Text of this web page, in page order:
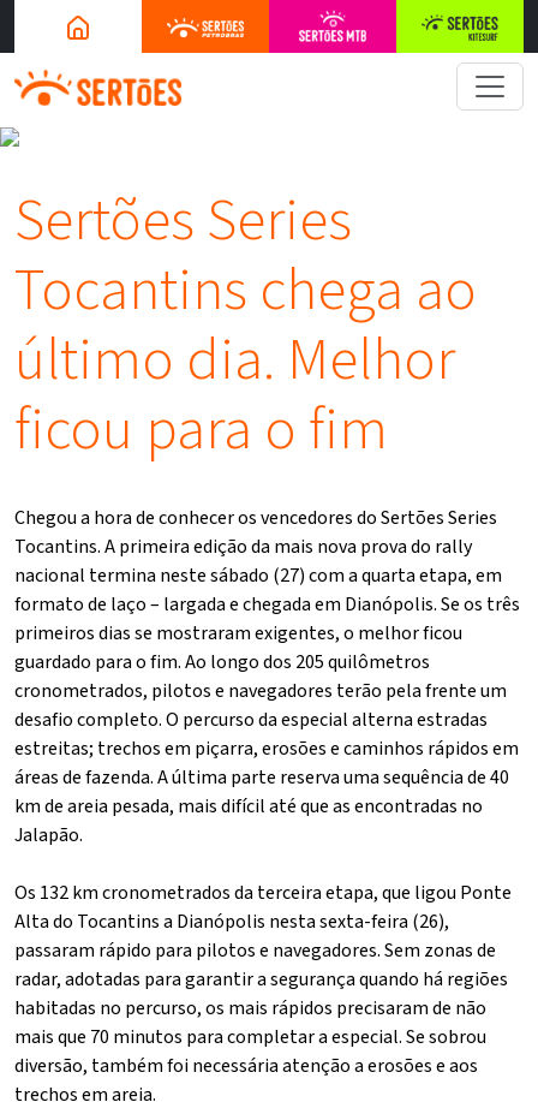
Sertões Series
Tocantins chega ao
último dia. Melhor
ficou para o fim
Chegou a hora de conhecer os vencedores do Sertões Series
Tocantins. A primeira edição da mais nova prova do rally
nacional termina neste sábado (27) com a quarta etapa, em
formato de laço – largada e chegada em Dianópolis. Se os três
primeiros dias se mostraram exigentes, o melhor ficou
guardado para o fim. Ao longo dos 205 quilômetros
cronometrados, pilotos e navegadores terão pela frente um
desafio completo. O percurso da especial alterna estradas
estreitas; trechos em piçarra, erosões e caminhos rápidos em
áreas de fazenda. A última parte reserva uma sequência de 40
km de areia pesada, mais difícil até que as encontradas no
Jalapão.
Os 132 km cronometrados da terceira etapa, que ligou Ponte
Alta do Tocantins a Dianópolis nesta sexta-feira (26),
passaram rápido para pilotos e navegadores. Sem zonas de
radar, adotadas para garantir a segurança quando há regiões
habitadas no percurso, os mais rápidos precisaram de não
mais que 70 minutos para completar a especial. Se sobrou
diversão, também foi necessária atenção a erosões e aos
trechos em areia.